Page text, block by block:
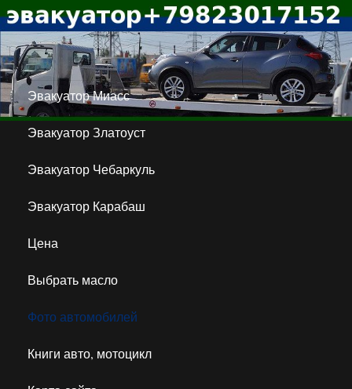
Эвакуатор Миасс
Эвакуатор Златоуст
Эвакуатор Чебаркуль
Эвакуатор Карабаш
Цена
Выбрать масло
Фото автомобилей
Книги авто, мотоцикл